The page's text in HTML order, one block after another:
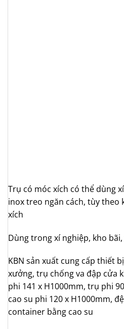
Trụ có móc xích có thể dùng
inox treo ngăn cách, tùy theo
xích
Dùng trong xí nghiệp, kho
KBN sản xuất cung cấp thiết
xưởng, trụ chống va đập cửa
phi 141 x H1000mm, trụ phi
cao su phi 120 x H1000mm,
container bằng cao su